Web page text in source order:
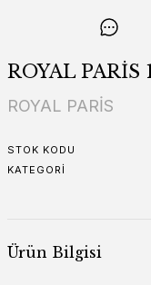
ROYAL PARİS
ROYAL PARİS
STOK KODU
KATEGORI
Ürün Bilgisi